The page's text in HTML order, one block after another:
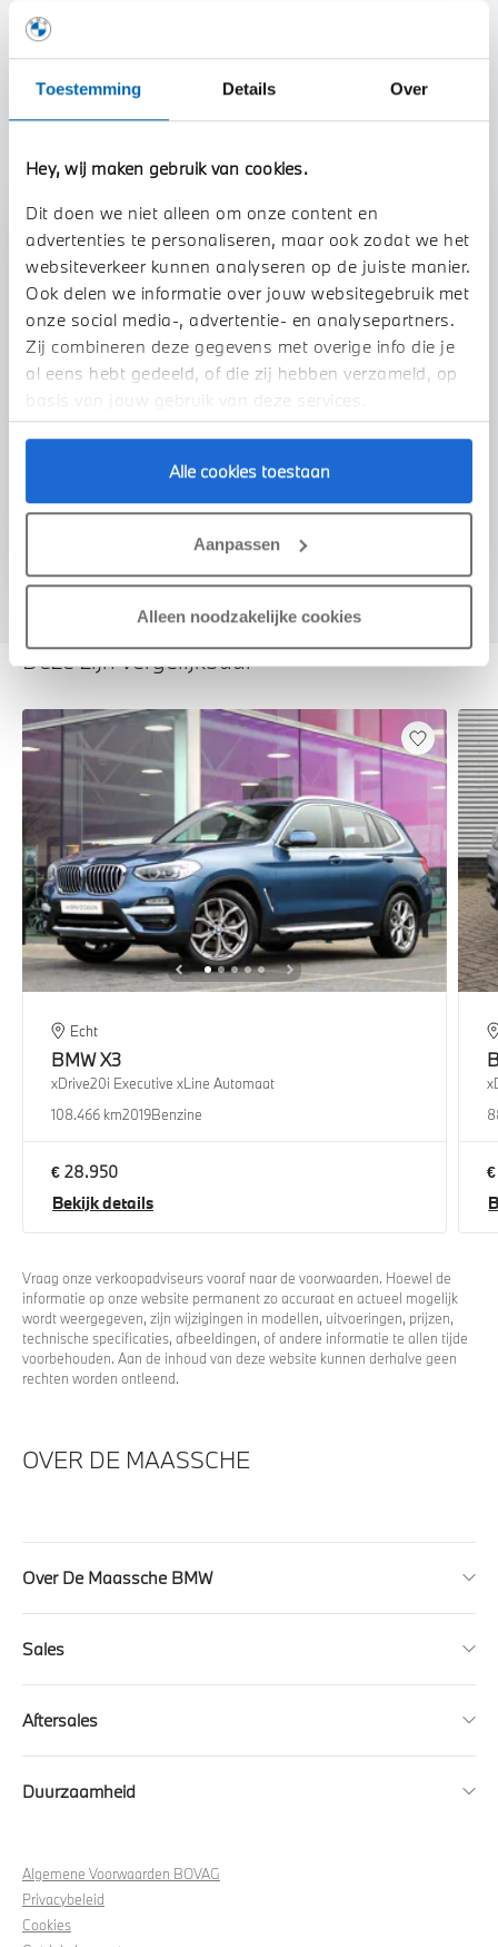
Toestemming Details Over
Hey, wij maken gebruik van cookies.
Dit doen we niet alleen om onze content en
advertenties te personaliseren, maar ook zodat we het
websiteverkeer kunnen analyseren op de juiste manier.
Ook delen we informatie over jouw websitegebruik met
onze social media-, advertentie- en analysepartners.
Zij combineren deze gegevens met overige info die je
al eens hebt gedeeld, of die zij hebben verzameld, op
basis van jouw gebruik van deze services.
Alle cookies toestaan
Aanpassen
Alleen noodzakelijke cookies
Stap 1 van 3
Uw auto inruilen?
Voorstel aanvragen
Toon alle eigenschappen
Deze zijn vergelijkbaar
Echt
BMWX3
xDrive20i Executive xLine Automaat
108.466 km2019Benzine
€ 28.950
Bekijk details
Vraag onze verkoopadviseurs vooraf naar de voorwaarden. Hoewel de
informatie op onze website permanent zo accuraat en actueel mogelijk
wordt weergegeven, zijn wijzigingen in modellen, uitvoeringen, prijzen,
technische specificaties, afbeeldingen, of andere informatie te allen tijde
voorbehouden. Aan de inhoud van deze website kunnen derhalve geen
rechten worden ontleend.
OVER DE MAASSCHE
Over De Maassche BMW
Sales
Aftersales
Duurzaamheid
Algemene Voorwaarden BOVAG
Privacybeleid
Cookies